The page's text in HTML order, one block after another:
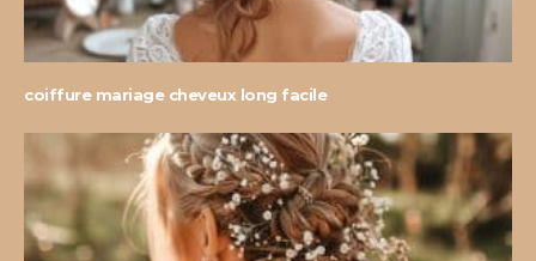
coiffure mariage cheveux long facile